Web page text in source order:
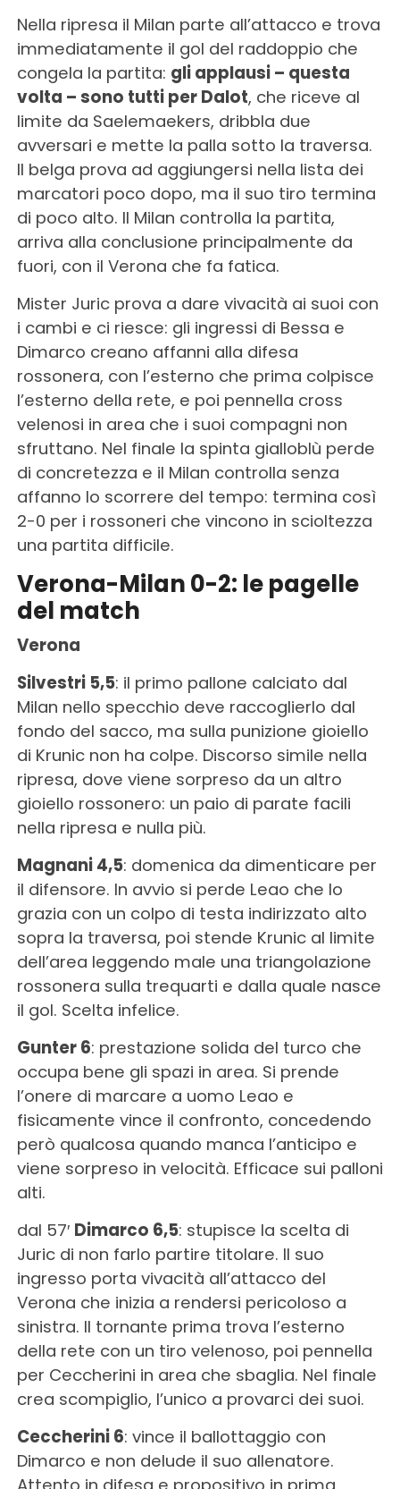
Nella ripresa il Milan parte all’attacco e trova
immediatamente il gol del raddoppio che
congela la partita: gli applausi – questa
volta – sono tutti per Dalot, che riceve al
limite da Saelemaekers, dribbla due
avversari e mette la palla sotto la traversa.
Il belga prova ad aggiungersi nella lista dei
marcatori poco dopo, ma il suo tiro termina
di poco alto. Il Milan controlla la partita,
arriva alla conclusione principalmente da
fuori, con il Verona che fa fatica.
Mister Juric prova a dare vivacità ai suoi con
i cambi e ci riesce: gli ingressi di Bessa e
Dimarco creano affanni alla difesa
rossonera, con l’esterno che prima colpisce
l’esterno della rete, e poi pennella cross
velenosi in area che i suoi compagni non
sfruttano. Nel finale la spinta gialloblù perde
di concretezza e il Milan controlla senza
affanno lo scorrere del tempo: termina così
2-0 per i rossoneri che vincono in scioltezza
una partita difficile.
Verona-Milan 0-2: le pagelle
del match
Verona
Silvestri 5,5: il primo pallone calciato dal
Milan nello specchio deve raccoglierlo dal
fondo del sacco, ma sulla punizione gioiello
di Krunic non ha colpe. Discorso simile nella
ripresa, dove viene sorpreso da un altro
gioiello rossonero: un paio di parate facili
nella ripresa e nulla più.
Magnani 4,5: domenica da dimenticare per
il difensore. In avvio si perde Leao che lo
grazia con un colpo di testa indirizzato alto
sopra la traversa, poi stende Krunic al limite
dell’area leggendo male una triangolazione
rossonera sulla trequarti e dalla quale nasce
il gol. Scelta infelice.
Gunter 6: prestazione solida del turco che
occupa bene gli spazi in area. Si prende
l’onere di marcare a uomo Leao e
fisicamente vince il confronto, concedendo
però qualcosa quando manca l’anticipo e
viene sorpreso in velocità. Efficace sui palloni
alti.
dal 57′ Dimarco 6,5: stupisce la scelta di
Juric di non farlo partire titolare. Il suo
ingresso porta vivacità all’attacco del
Verona che inizia a rendersi pericoloso a
sinistra. Il tornante prima trova l’esterno
della rete con un tiro velenoso, poi pennella
per Ceccherini in area che sbaglia. Nel finale
crea scompiglio, l’unico a provarci dei suoi.
Ceccherini 6: vince il ballottaggio con
Dimarco e non delude il suo allenatore.